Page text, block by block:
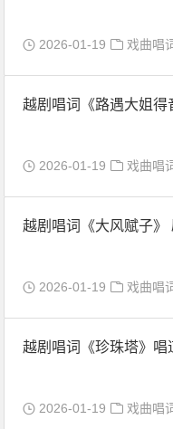
2026-01-19 戏曲唱
越剧唱词《路遇大姐得
2026-01-19 戏曲唱
越剧唱词《大风赋子》
2026-01-19 戏曲唱
越剧唱词《珍珠塔》唱
2026-01-19 戏曲唱